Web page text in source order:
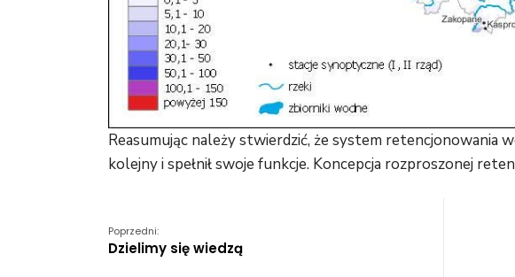
Reasumując należy stwierdzić, że system retencjonowania
kolejny i spełnił swoje funkcje. Koncepcja rozproszonej
Poprzedni:
Dzielimy się wiedzą